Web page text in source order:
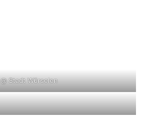
@ Stadt Würselen